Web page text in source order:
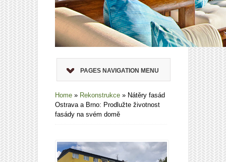
PAGES NAVIGATION MENU
Home » Rekonstrukce » Nátěry fasád
Ostrava a Brno: Prodlužte životnost
fasády na svém domě